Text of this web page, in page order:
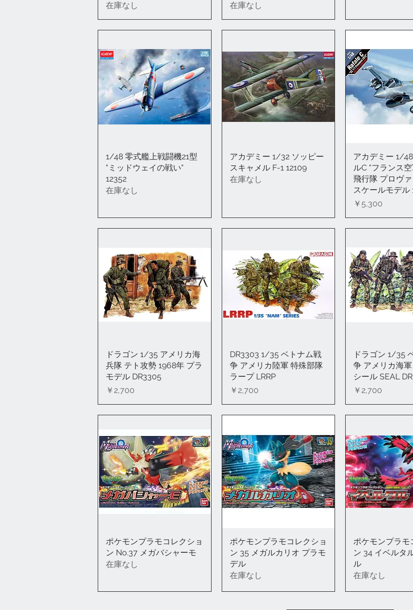
在庫なし
在庫なし
クイックビュー
1/48 零式艦上戦闘機21型
"ミッドウェイの戦い"
12352
在庫なし
クイックビュー
アカデミー 1/32 ソッピー
スキャメル F-1 12109
在庫なし
クイック
アカデミー 1/
ルC "フランス
飛行隊 プロヴ
スケールモデル
価格
￥5,300
クイックビュー
ドラゴン 1/35 アメリカ海
兵隊 テト攻勢 1968年 プラ
モデル DR3305
価格
￥2,700
クイックビュー
DR3303 1/35 ベトナム戦
争 アメリカ陸軍 特殊部隊
ラープ LRRP
価格
￥2,700
クイック
ドラゴン 1/35
争 アメリカ海
シール SEAL
価格
￥2,700
クイックビュー
ポケモンプラモコレクショ
ン No.37 メガバシャーモ
在庫なし
クイックビュー
ポケモンプラモコレクショ
ン 35 メガルカリオ プラモ
デル
在庫なし
クイック
ポケモンプラモ
ン 34 イベルタ
ル
在庫なし